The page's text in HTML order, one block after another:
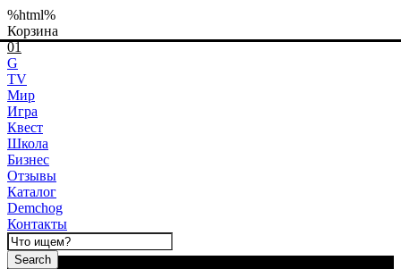
%html%
Корзина
01
G
TV
Мир
Игра
Квест
Школа
Бизнес
Отзывы
Каталог
Demchog
Контакты
Search